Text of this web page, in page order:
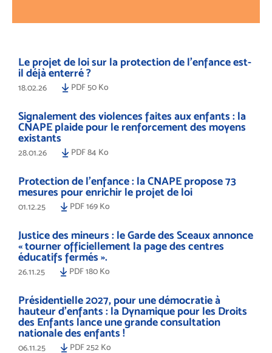
Le projet de loi sur la protection de l’enfance est-
il déjà enterré ?
18.02.26 PDF 50 Ko
Signalement des violences faites aux enfants : la
CNAPE plaide pour le renforcement des moyens
existants
28.01.26 PDF 84 Ko
Protection de l’enfance : la CNAPE propose 73
mesures pour enrichir le projet de loi
01.12.25 PDF 169 Ko
Justice des mineurs : le Garde des Sceaux annonce
« tourner officiellement la page des centres
éducatifs fermés ».
26.11.25 PDF 180 Ko
Présidentielle 2027, pour une démocratie à
hauteur d’enfants : la Dynamique pour les Droits
des Enfants lance une grande consultation
nationale des enfants !
06.11.25 PDF 252 Ko